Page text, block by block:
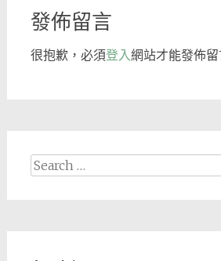
發佈留言
很抱歉，必須登入網站才能發佈留
Search